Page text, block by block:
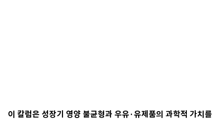
이 칼럼은 성장기 영양 불균형과 우유·유제품의 과학적 가치를